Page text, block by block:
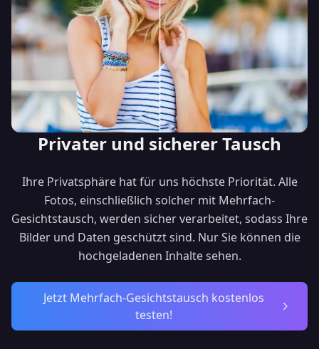
Privater und sicherer Tausch
Ihre Privatsphäre hat für uns höchste Priorität. Alle
Fotos, einschließlich solcher mit Mehrfach-
Gesichtstausch, werden sicher verarbeitet, sodass Ihre
Bilder und Daten geschützt sind. Nur Sie können die
hochgeladenen Inhalte sehen.
Jetzt Mehrfach-Gesichtstausch kostenlos
testen!